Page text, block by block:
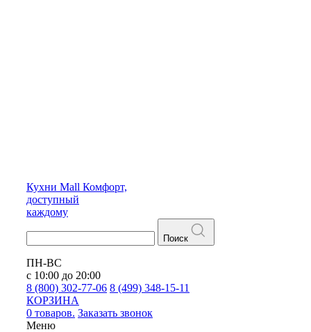
Кухни Mall Комфорт,
доступный
каждому
Поиск
ПН-ВС
с 10:00 до 20:00
8 (800) 302-77-06 8 (499) 348-15-11
КОРЗИНА
0 товаров. Заказать звонок
Меню